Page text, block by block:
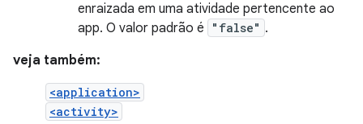
enraizada em uma atividade pertencente ao
app. O valor padrão é
"false" .
veja também:
<application>
<activity>